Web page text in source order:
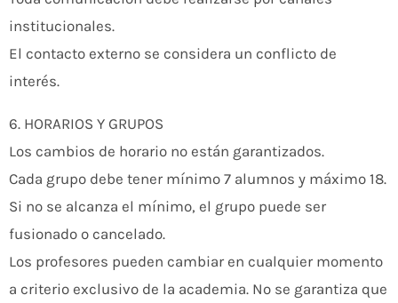
institucionales.
El contacto externo se considera un conflicto de
interés.
6. HORARIOS Y GRUPOS
Los cambios de horario no están garantizados.
Cada grupo debe tener mínimo 7 alumnos y máximo 18.
Si no se alcanza el mínimo, el grupo puede ser
fusionado o cancelado.
Los profesores pueden cambiar en cualquier momento
a criterio exclusivo de la academia. No se garantiza que